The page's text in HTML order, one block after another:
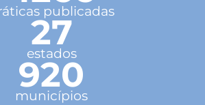
publicadas
27
estados
920
municípios